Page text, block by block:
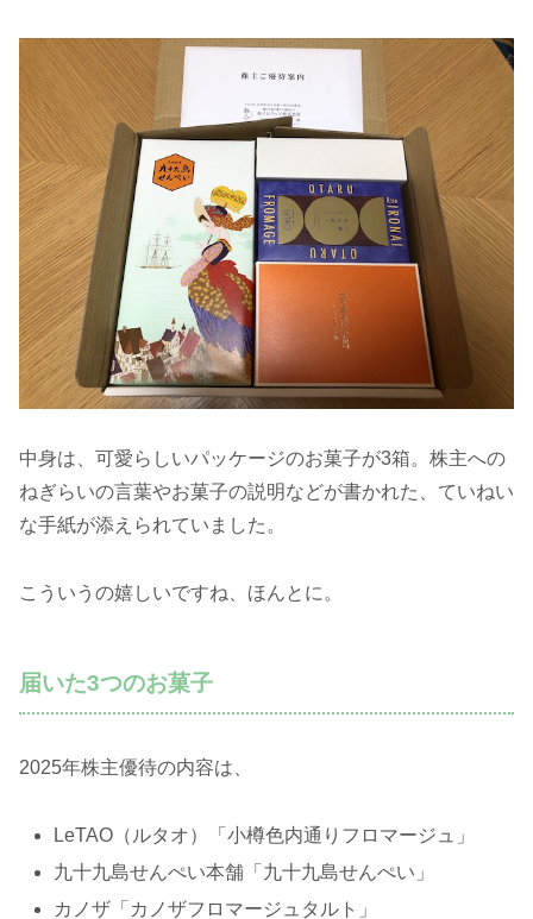
中身は、可愛らしいパッケージのお菓子が3箱。株主への
ねぎらいの言葉やお菓子の説明などが書かれた、ていねい
な手紙が添えられていました。
こういうの嬉しいですね、ほんとに。
届いた3つのお菓子
2025年株主優待の内容は、
LeTAO（ルタオ）「小樽色内通りフロマージュ」
九十九島せんぺい本舗「九十九島せんぺい」
カノザ「カノザフロマージュタルト」